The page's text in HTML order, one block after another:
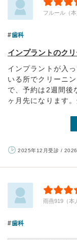
フルール（
歯科
インプラントのク
インプラントが入
いる所でクリーニ
で、予約は2週間後
ヶ月先になります
2025年12月受診 /
雨燕919（本
歯科